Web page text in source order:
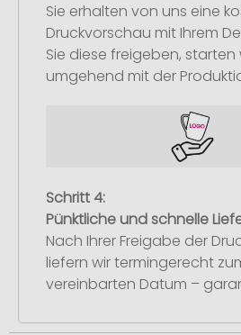
Sie erhalten von uns eine
Druckvorschau mit Ihrem
Sie diese freigeben, starten
umgehend mit der
Schritt 4:
Pünktliche und schnelle
Nach Ihrer Freigabe der
liefern wir termingerecht
vereinbarten Datum –